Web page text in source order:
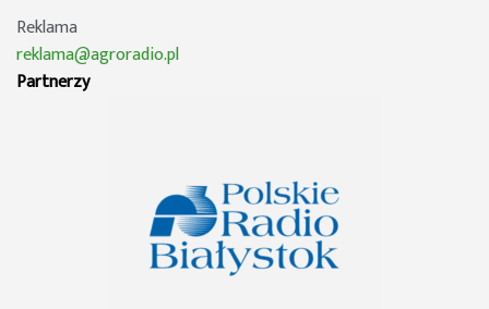
Reklama
reklama@agroradio.pl
Partnerzy